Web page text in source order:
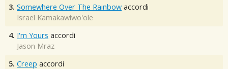
3. Somewhere Over The Rainbow accordi
Israel Kamakawiwo'ole
4. I'm Yours accordi
Jason Mraz
5. Creep accordi